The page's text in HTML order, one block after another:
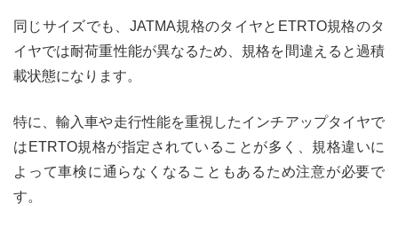
同じサイズでも、JATMA規格のタイヤとETRTO規格のタ
イヤでは耐荷重性能が異なるため、規格を間違えると過積
載状態になります。
特に、輸入車や走行性能を重視したインチアップタイヤで
はETRTO規格が指定されていることが多く、規格違いに
よって車検に通らなくなることもあるため注意が必要で
す。